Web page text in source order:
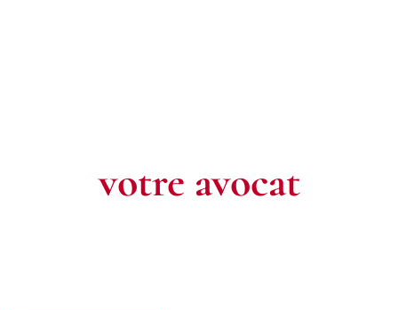
votre avocat